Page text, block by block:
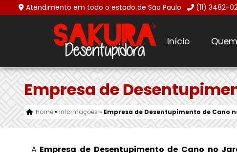
Atendimento em todo o estado de São Paulo (11) 3482-
Início
Empresa de
Home» Informações » Empresa de Desentupimento de Cano
A Empresa de Desentupimento de Cano no